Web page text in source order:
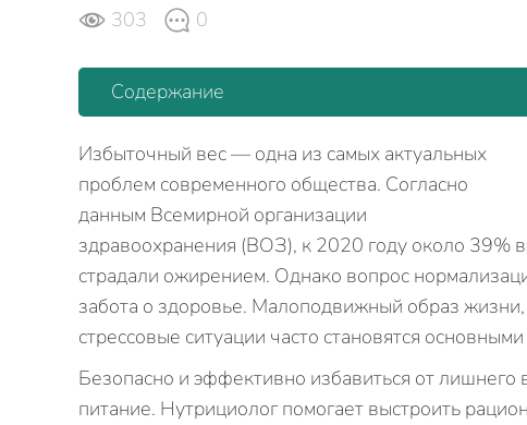
303 0
Содержание
Избыточный вес — одна из самых актуальных
проблем современного общества. Согласно
данным Всемирной организации
здравоохранения (ВОЗ), к 2020 году около 39%
страдали ожирением. Однако вопрос
забота о здоровье. Малоподвижный образ
стрессовые ситуации часто становятся
Безопасно и эффективно избавиться от
питание. Нутрициолог помогает выстроить